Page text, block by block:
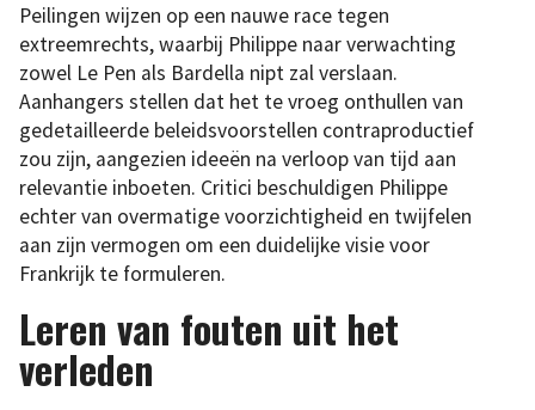
Peilingen wijzen op een nauwe race tegen
extreemrechts, waarbij Philippe naar verwachting
zowel Le Pen als Bardella nipt zal verslaan.
Aanhangers stellen dat het te vroeg onthullen van
gedetailleerde beleidsvoorstellen contraproductief
zou zijn, aangezien ideeën na verloop van tijd aan
relevantie inboeten. Critici beschuldigen Philippe
echter van overmatige voorzichtigheid en twijfelen
aan zijn vermogen om een duidelijke visie voor
Frankrijk te formuleren.
Leren van fouten uit het
verleden